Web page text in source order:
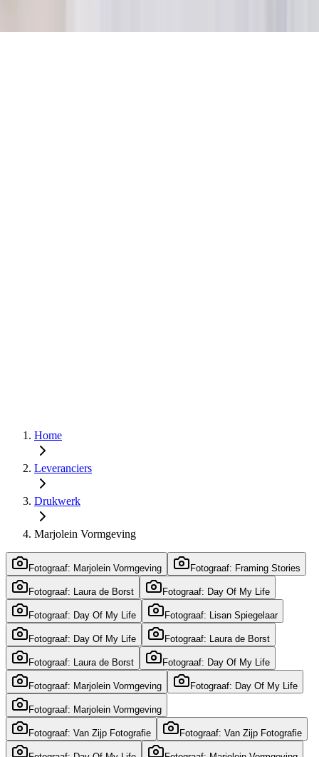
Home
Leveranciers
Drukwerk
Marjolein Vormgeving
Fotograaf: Marjolein Vormgeving Fotograaf: Framing Stories
Fotograaf: Laura de Borst Fotograaf: Day Of My Life
Fotograaf: Day Of My Life Fotograaf: Lisan Spiegelaar
Fotograaf: Day Of My Life Fotograaf: Laura de Borst
Fotograaf: Laura de Borst Fotograaf: Day Of My Life
Fotograaf: Marjolein Vormgeving Fotograaf: Day Of My Life
Fotograaf: Marjolein Vormgeving
Fotograaf: Van Zijp Fotografie Fotograaf: Van Zijp Fotografie